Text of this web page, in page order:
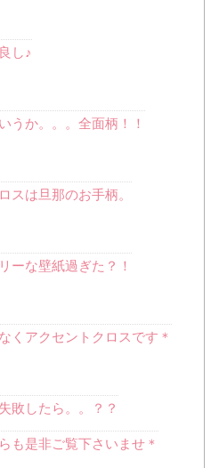
し♪
うか。。。全面柄！！
スは旦那のお手柄。
ーな壁紙過ぎた？！
くアクセントクロスです＊
敗したら。。？？
も是非ご覧下さいませ＊